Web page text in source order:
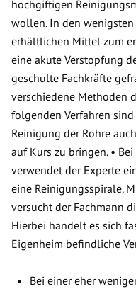
hochgiftigen
wollen. In den
erhältlichen Mittel zum
eine akute Verstopfung
geschulte Fachkräfte
verschiedene Methoden
folgenden Verfahren
Reinigung der Rohre
auf Kurs zu bringen. •
verwendet der Experte
eine Reinigungsspirale.
versucht der Fachmann
Hierbei handelt es sich
Eigenheim befindliche
Bei einer eher